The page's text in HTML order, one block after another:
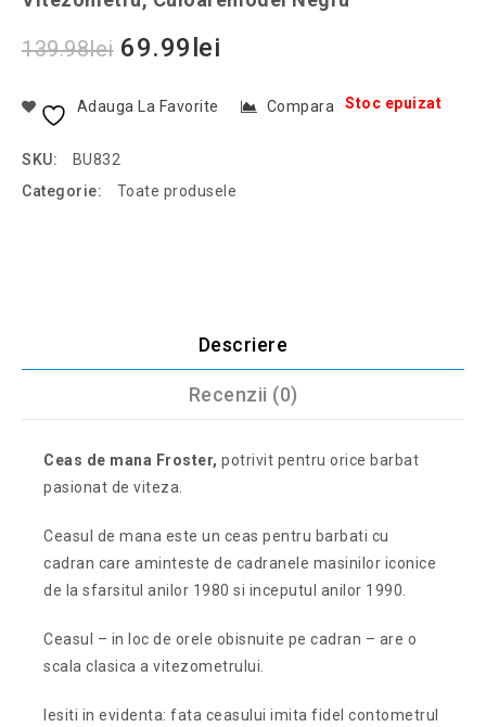
139.98lei 69.99lei
Stoc epuizat
Adauga La Favorite Compara
SKU:
BU832
Categorie:
Toate produsele
Descriere
Recenzii (0)
Ceas de mana Froster, potrivit pentru orice barbat
pasionat de viteza.
Ceasul de mana este un ceas pentru barbati cu
cadran care aminteste de cadranele masinilor iconice
de la sfarsitul anilor 1980 si inceputul anilor 1990.
Ceasul – in loc de orele obisnuite pe cadran – are o
scala clasica a vitezometrului.
Iesiti in evidenta: fata ceasului imita fidel contometrul